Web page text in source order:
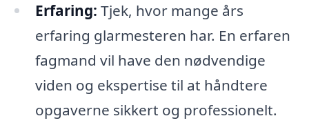
Erfaring: Tjek, hvor mange års
erfaring glarmesteren har. En erfaren
fagmand vil have den nødvendige
viden og ekspertise til at håndtere
opgaverne sikkert og professionelt.